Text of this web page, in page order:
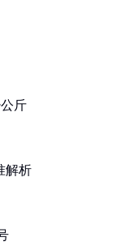
斤
解析